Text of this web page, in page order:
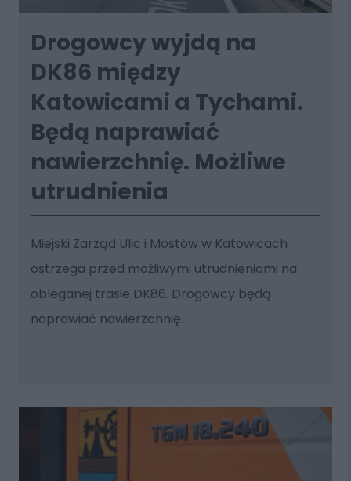
Drogowcy wyjdą na
DK86 między
Katowicami a Tychami.
Będą naprawiać
nawierzchnię. Możliwe
utrudnienia
Miejski Zarząd Ulic i Mostów w Katowicach
ostrzega przed możliwymi utrudnieniami na
obleganej trasie DK86. Drogowcy będą
naprawiać nawierzchnię.